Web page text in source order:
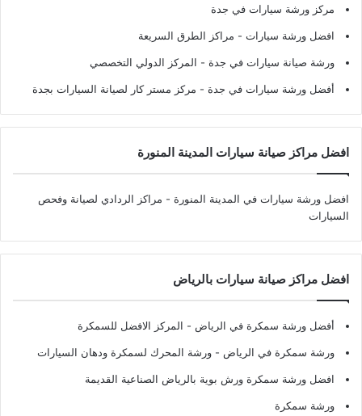
مركز ورشة سيارات في جدة
افضل ورشة سيارات - مراكز الطرق السريعة
ورشة صيانة سيارات في جدة - المركز الدولي التخصصي
أفضل ورشة سيارات في جدة - مركز مستر كار لصيانة السيارات بجدة
افضل مراكز صيانة سيارات المدينة المنورة
افضل ورشة سيارات في المدينة المنورة - مراكز الردادي لصيانة وفحص
السيارات
افضل مراكز صيانة سيارات بالرياض
أفضل ورشة سمكرة في الرياض - المركز الافضل للسمكرة
ورشة سمكرة في الرياض - ورشة المحرك لسمكرة ودهان السيارات
افضل ورشة سمكرة ورش بوية بالرياض الصناعية القديمة
ورشة سمكرة